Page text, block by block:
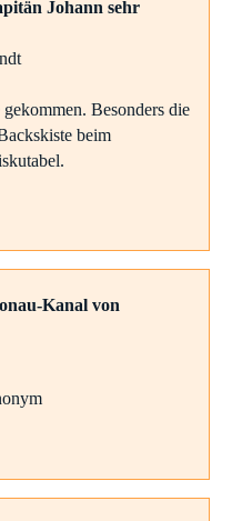
Johann sehr
Besonders die
beim
Kanal von